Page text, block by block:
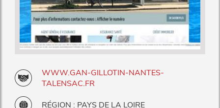
WWW.GAN-GILLOTIN-NANTES-
TALENSAC.FR
RÉGION : PAYS DE LA LOIRE